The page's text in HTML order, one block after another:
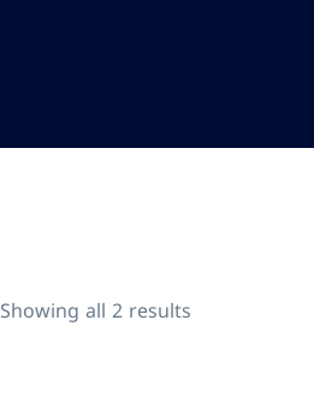
Showing all 2 results